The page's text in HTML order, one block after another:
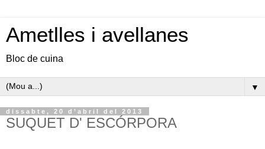
Ametlles i avellanes
Bloc de cuina
▼
dissabte, 20 d’abril del 2013
SUQUET D' ESCÓRPORA